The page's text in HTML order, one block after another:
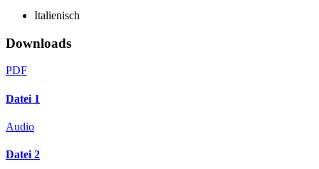
Italienisch
Downloads
PDF
Datei 1
Audio
Datei 2